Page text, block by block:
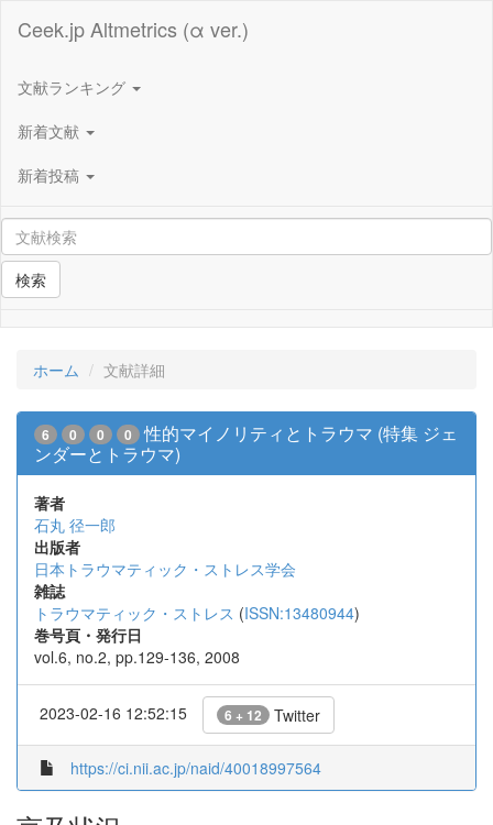
Ceek.jp Altmetrics (α ver.)
文献ランキング
新着文献
新着投稿
検索
ホーム 文献詳細
6 0 0 0
性的マイノリティとトラウマ (特集 ジェ
ンダーとトラウマ)
著者
石丸 径一郎
出版者
日本トラウマティック・ストレス学会
雑誌
トラウマティック・ストレス (ISSN:13480944)
巻号頁・発行日
vol.6, no.2, pp.129-136, 2008
2023-02-16 12:52:15 6 + 12 Twitter
https://ci.nii.ac.jp/naid/40018997564